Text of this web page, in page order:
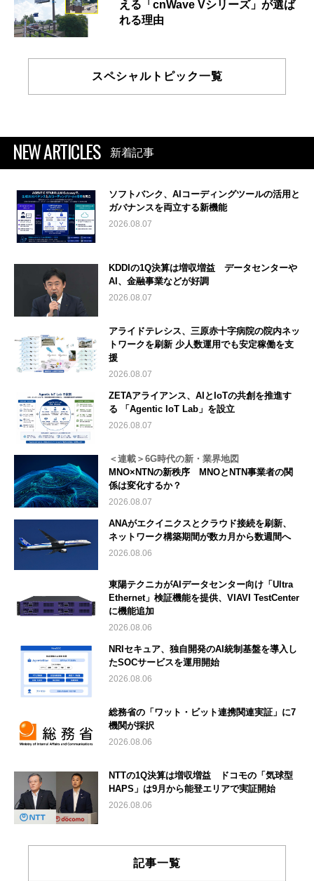
える「cnWave Vシリーズ」が選ば
れる理由
スペシャルトピック一覧
NEW ARTICLES 新着記事
ソフトバンク、AIコーディングツールの活用と
ガバナンスを両立する新機能
2026.08.07
KDDIの1Q決算は増収増益 データセンターや
AI、金融事業などが好調
2026.08.07
アライドテレシス、三原赤十字病院の院内ネッ
トワークを刷新 少人数運用でも安定稼働を支
援
2026.08.07
ZETAアライアンス、AIとIoTの共創を推進す
る 「Agentic IoT Lab」を設立
2026.08.07
＜連載＞6G時代の新・業界地図
MNO×NTNの新秩序 MNOとNTN事業者の関
係は変化するか？
2026.08.07
ANAがエクイニクスとクラウド接続を刷新、
ネットワーク構築期間が数カ月から数週間へ
2026.08.06
東陽テクニカがAIデータセンター向け「Ultra
Ethernet」検証機能を提供、VIAVI TestCenter
に機能追加
2026.08.06
NRIセキュア、独自開発のAI統制基盤を導入し
たSOCサービスを運用開始
2026.08.06
総務省の「ワット・ビット連携関連実証」に7
機関が採択
2026.08.06
NTTの1Q決算は増収増益 ドコモの「気球型
HAPS」は9月から能登エリアで実証開始
2026.08.06
記事一覧